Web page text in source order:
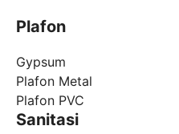
Plafon
Gypsum
Plafon Metal
Plafon PVC
Sanitasi